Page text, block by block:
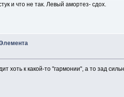
и что не так. Левый амортез- сдох.
хоть к какой-то "гармонии", а то зад